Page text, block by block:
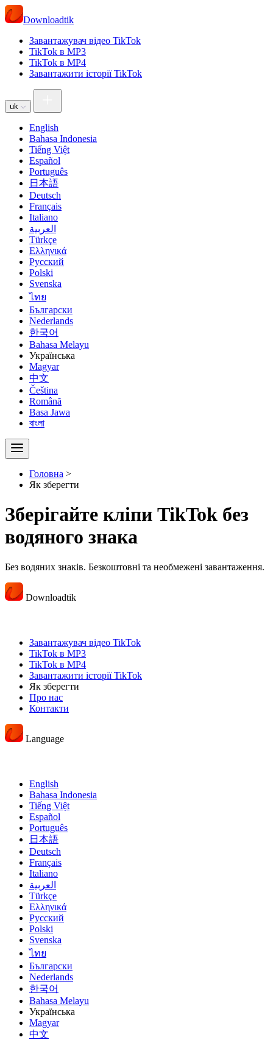
Downloadtik
Завантажувач відео TikTok
TikTok в MP3
TikTok в MP4
Завантажити історії TikTok
uk
English
Bahasa Indonesia
Tiếng Việt
Español
Português
日本語
Deutsch
Français
Italiano
العربية
Türkçe
Ελληνικά
Русский
Polski
Svenska
ไทย
Български
Nederlands
한국어
Bahasa Melayu
Українська
Magyar
中文
Čeština
Română
Basa Jawa
বাংলা
Головна >
Як зберегти
Зберігайте кліпи TikTok без
водяного знака
Без водяних знаків. Безкоштовні та необмежені завантаження.
Downloadtik
Завантажувач відео TikTok
TikTok в MP3
TikTok в MP4
Завантажити історії TikTok
Як зберегти
Про нас
Контакти
Language
English
Bahasa Indonesia
Tiếng Việt
Español
Português
日本語
Deutsch
Français
Italiano
العربية
Türkçe
Ελληνικά
Русский
Polski
Svenska
ไทย
Български
Nederlands
한국어
Bahasa Melayu
Українська
Magyar
中文